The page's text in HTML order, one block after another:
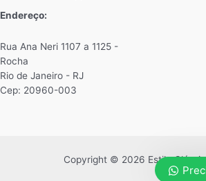
Endereço:
Rua Ana Neri 1107 a 1125 -
Rocha
Rio de Janeiro - RJ
Cep: 20960-003
Copyright © 2026 Estilo